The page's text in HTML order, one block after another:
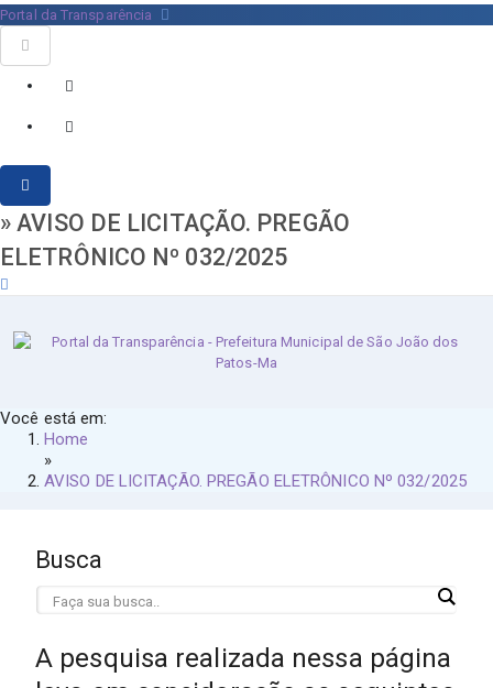
Portal da Transparência
» AVISO DE LICITAÇÃO. PREGÃO
ELETRÔNICO Nº 032/2025
Você está em:
Home
»
AVISO DE LICITAÇÃO. PREGÃO ELETRÔNICO Nº 032/2025
Busca
A pesquisa realizada nessa página